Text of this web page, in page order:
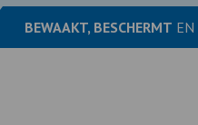
BEWAAKT, BESCHERMT EN